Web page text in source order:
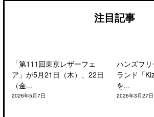
注目記事
「第111回東京レザーフェ
ア」が5月21日（木）、22日
（金...
2026年5月7日
ハンズフ
ランド「
を...
2026年3月27日